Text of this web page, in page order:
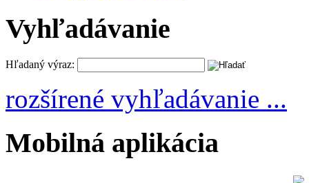
Vyhľadávanie
Hľadaný výraz:
rozšírené vyhľadávanie ...
Mobilná aplikácia